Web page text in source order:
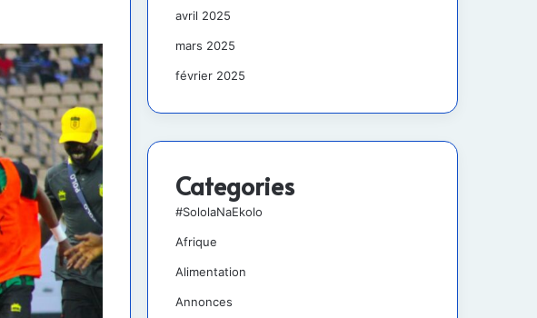
avril 2025
mars 2025
février 2025
Categories
#SololaNaEkolo
Afrique
Alimentation
Annonces